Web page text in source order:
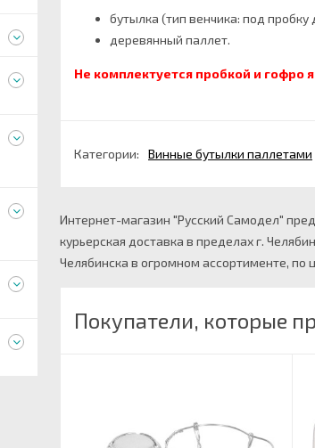
бутылка (тип венчика: под
деревянный паллет.
Не комплектуется пробкой и гофро
Категории: Винные бутылки паллетами
Интернет-магазин "Русский Самодел"
курьерская доставка в пределах г.
Челябинска в огромном ассортименте, по
Покупатели, которые